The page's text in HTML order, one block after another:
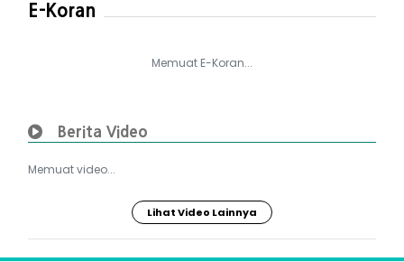
E-Koran
Memuat E-Koran...
Berita Video
Memuat video...
Lihat Video Lainnya